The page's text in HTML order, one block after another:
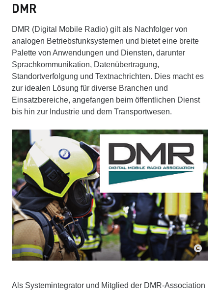
DMR
DMR (Digital Mobile Radio) gilt als Nachfolger von
analogen Betriebsfunksystemen und bietet eine breite
Palette von Anwendungen und Diensten, darunter
Sprachkommunikation, Datenübertragung,
Standortverfolgung und Textnachrichten. Dies macht es
zur idealen Lösung für diverse Branchen und
Einsatzbereiche, angefangen beim öffentlichen Dienst
bis hin zur Industrie und dem Transportwesen.
Als Systemintegrator und Mitglied der DMR-Association